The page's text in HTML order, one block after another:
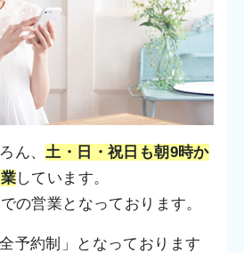
ん、 土・日・祝日も朝9時か
しています。
の営業となっております。
予約制」となっております